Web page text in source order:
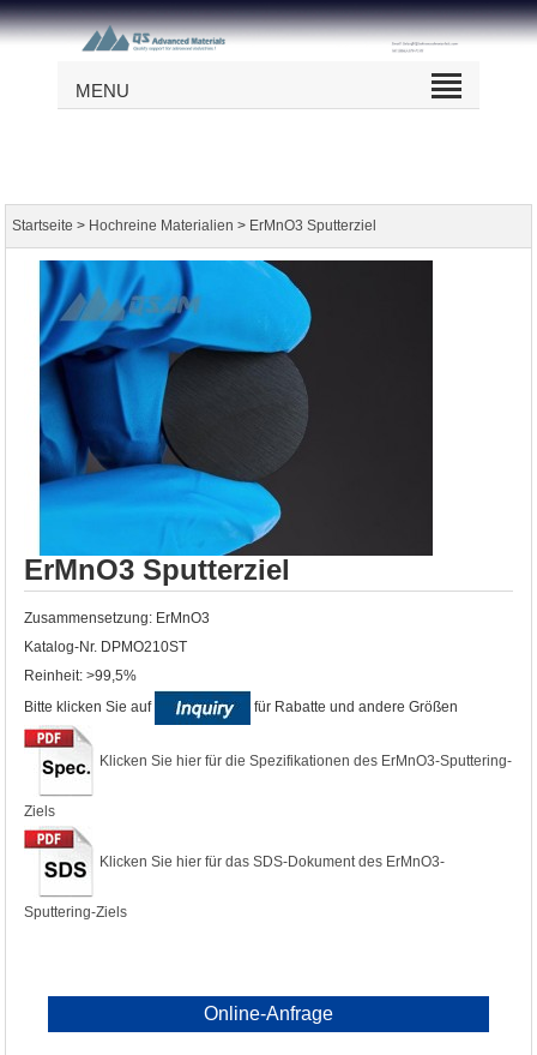
MENU
Startseite > Hochreine Materialien > ErMnO3 Sputterziel
ErMnO3 Sputterziel
Zusammensetzung: ErMnO3
Katalog-Nr. DPMO210ST
Reinheit: >99,5%
Bitte klicken Sie auf
für Rabatte und andere Größen
Klicken Sie hier für die Spezifikationen des ErMnO3-Sputtering-
Ziels
Klicken Sie hier für das SDS-Dokument des ErMnO3-
Sputtering-Ziels
Online-Anfrage